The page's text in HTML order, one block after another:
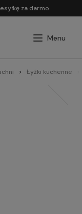
za darmo
Łyżki kuchenne